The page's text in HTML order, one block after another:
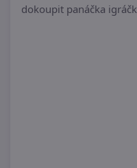
dokoupit panáčka